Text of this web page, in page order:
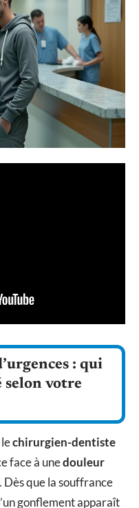
: qui
votre
chirurgien-dentiste
face à unedouleur
Dès que la souffrance
gonflement apparaît